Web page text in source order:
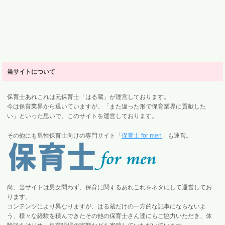
当サイトについて
保育士あれこれは元保育士「はる蔵」が運営しております。
今は保育業界から退いていますが、「また違った形で保育業界に貢献した
い」といった思いで、このサイトを運営しております。
その他にも男性保育士向けの専門サイト「保育士 for men 」も運営。
尚、当サイトは男女問わず、保育に関するあれこれをネタにして運営してお
ります。
コンテンツにより異なりますが、はる蔵だけの一方的な記事にならないよ
う、様々な経験を積んできたその他の保育士さん達にもご協力いただき、体